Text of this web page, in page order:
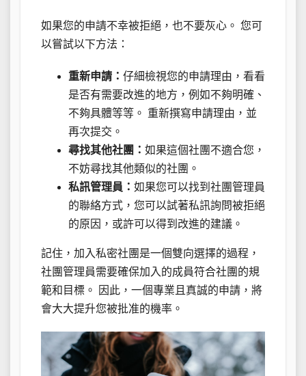
如果您的申請不幸被拒絕，也不要灰心。 您可
以嘗試以下方法：
重新申請： 仔細檢視您的申請理由，看看
是否有需要改進的地方，例如不夠明確、
不夠具體等等。 重新撰寫申請理由，並
再次提交。
尋找其他社團： 如果這個社團不適合您，
不妨尋找其他類似的社團。
私訊管理員： 如果您可以找到社團管理員
的聯絡方式，您可以試著私訊詢問被拒絕
的原因，或許可以得到改進的建議。
記住，加入私密社團是一個雙向選擇的過程，
社團管理員需要確保加入的成員符合社團的規
範和目標。 因此，一個專業且真誠的申請，將
會大大提升您被批准的機率。